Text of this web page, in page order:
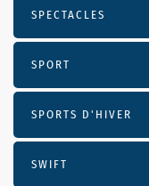
SPECTACLES
SPORT
SPORTS D'HIVER
SWIFT